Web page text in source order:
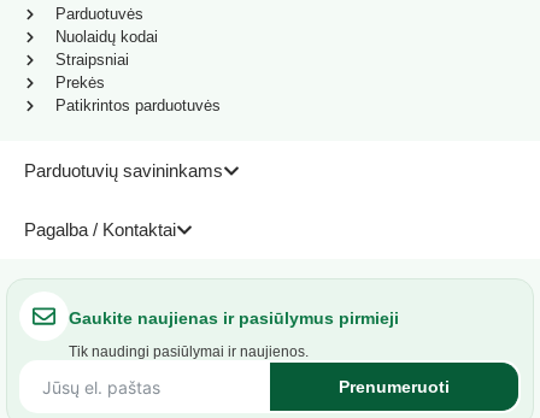
Parduotuvių savininkams
Pagalba / Kontaktai
Parduotuvės
Nuolaidų kodai
Straipsniai
Prekės
Patikrintos parduotuvės
Gaukite naujienas ir pasiūlymus pirmieji
Tik naudingi pasiūlymai ir naujienos.
Prenumeruoti